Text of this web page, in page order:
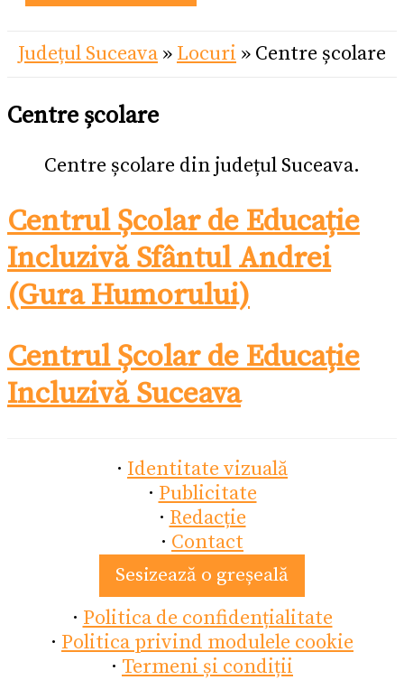
Județul Suceava » Locuri » Centre școlare
Centre școlare
Centre școlare din județul Suceava.
Centrul Școlar de Educație
Incluzivă Sfântul Andrei
(Gura Humorului)
Centrul Școlar de Educație
Incluzivă Suceava
· Identitate vizuală
· Publicitate
· Redacție
· Contact
Sesizează o greșeală
· Politica de confidențialitate
· Politica privind modulele cookie
· Termeni și condiții